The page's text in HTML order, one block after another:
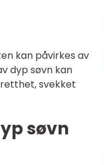
kan påvirkes av
dyp søvn kan
svekket
søvn